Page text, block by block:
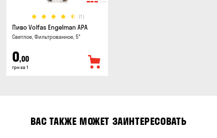
(1)
Пиво Volfas Engelman APA
Светлое, Фильтрованное, 5°
0,00
грн за 1
ВАС ТАКЖЕ МОЖЕТ ЗАИНТЕРЕСОВАТЬ